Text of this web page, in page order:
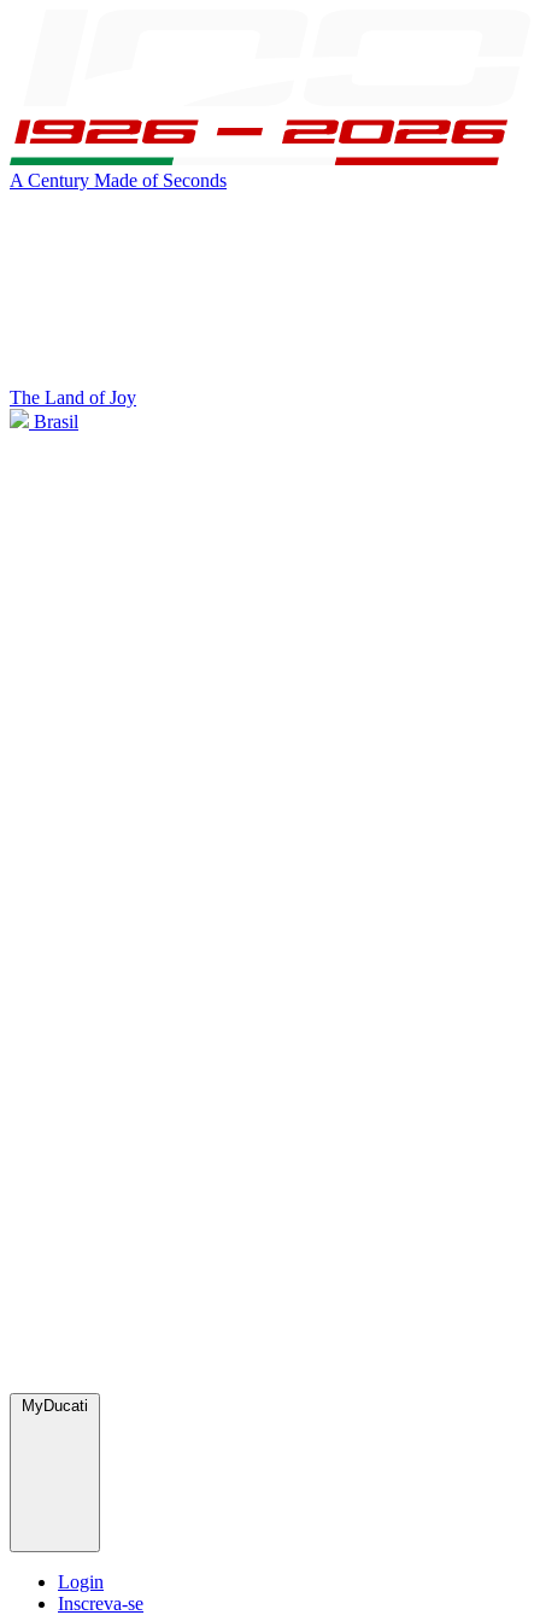
A Century Made of Seconds
The Land of Joy
Brasil
MyDucati
Login
Inscreva-se